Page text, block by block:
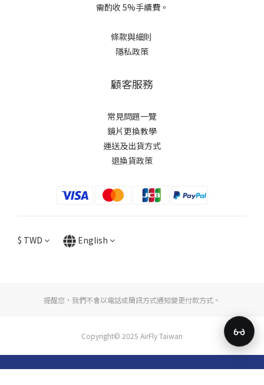
需酌收 5%手續費。
條款與細則
隱私政策
顧客服務
常見問題一覽
鏡片更換教學​
運送及出貨方式
退換貨政策
$ TWD English
提醒您，我們不會以電話或簡訊方式通知變更付款方式。
Copyright© 2025 AirFly Taiwan